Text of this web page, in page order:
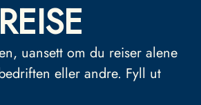
uansett om du reiser alene
eller andre. Fyll ut